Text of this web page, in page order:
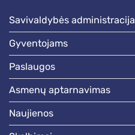
savivaldybės administracija
gyventojams
paslaugos
asmenų aptarnavimas
naujienos